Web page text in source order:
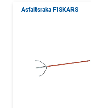
Asfaltsraka FISKARS